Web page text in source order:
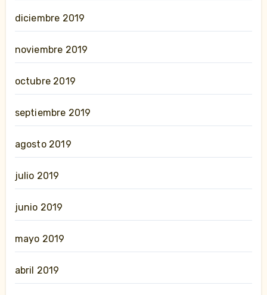
diciembre 2019
noviembre 2019
octubre 2019
septiembre 2019
agosto 2019
julio 2019
junio 2019
mayo 2019
abril 2019